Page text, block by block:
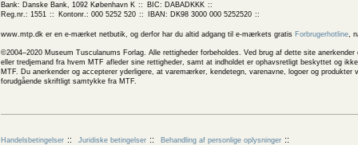
Bank: Danske Bank, 1092 København K
BIC: DABADKKK
Reg.nr.: 1551
Kontonr.: 000 5252 520 IBAN: DK98 3000 000 5252520
www.mtp.dk er en e-mærket netbutik, og derfor har du altid adgang til e-mærkets gratis Forbrugerhotline,
©2004–2020 Museum Tusculanums Forlag. Alle rettigheder forbeholdes. Ved brug af dette site
eller tredjemand fra hvem MTF afleder sine rettigheder, samt at indholdet er ophavsretligt beskyttet og
MTF. Du anerkender og accepterer yderligere, at varemærker, kendetegn, varenavne, logoer og
forudgående skriftligt samtykke fra MTF.
Handelsbetingelser Juridiske betingelser Behandling af personlige oplysninger